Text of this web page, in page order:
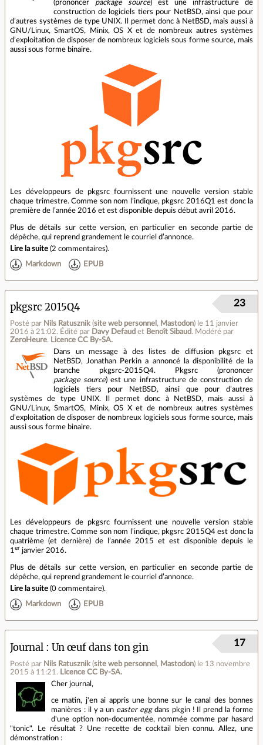
(prononcer package source) est une infrastructure de
construction de logiciels tiers pour NetBSD, ainsi que pour
d’autres systèmes de type UNIX. Il permet donc à NetBSD, mais aussi à
GNU/Linux, SmartOS, Minix, OS X et de nombreux autres systèmes
d’exploitation de disposer de nombreux logiciels sous forme source, mais
aussi sous forme binaire.
Les développeurs de pkgsrc fournissent une nouvelle version stable
chaque trimestre. Comme son nom l’indique, pkgsrc 2016Q1 est donc la
première de l’année 2016 et est disponible depuis début avril 2016.
Plus de détails sur cette version, en particulier en seconde partie de
dépêche, qui reprend grandement le courriel d’annonce.
Lire la suite (2 commentaires).
Markdown EPUB
pkgsrc 2015Q4
Posté par Nils Ratusznik (site web personnel , Mastodon) le 11 janvier
2016 à 21:02. Édité par Davy Defaud et Benoît Sibaud. Modéré par
ZeroHeure. Licence CC By‑SA.
23
Dans un message à des listes de diffusion pkgsrc et
NetBSD, Jonathan Perkin a annoncé la disponibilité de la
branche pkgsrc-2015Q4. Pkgsrc (prononcer
package source) est une infrastructure de construction de
logiciels tiers pour NetBSD, ainsi que pour d’autres
systèmes de type UNIX. Il permet donc à NetBSD, mais aussi à
GNU/Linux, SmartOS, Minix, OS X et de nombreux autres systèmes
d’exploitation de disposer de nombreux logiciels sous forme source, mais
aussi sous forme binaire.
Les développeurs de pkgsrc fournissent une nouvelle version stable
chaque trimestre. Comme son nom l’indique, pkgsrc 2015Q4 est donc la
quatrième (et dernière) de l’année 2015 et est disponible depuis le
1 er janvier 2016.
Plus de détails sur cette version, en particulier en seconde partie de
dépêche, qui reprend grandement le courriel d’annonce.
Lire la suite (0 commentaire).
Markdown EPUB
Journal Un œuf dans ton gin
Posté par Nils Ratusznik (site web personnel , Mastodon) le 13 novembre
2015 à 11:21 . Licence CC By‑SA.
17
Cher journal,
ce matin, j'en ai appris une bonne sur le canal des bonnes
manières : il y a un easter eggdans pkgin ! Il prend la forme
d'une option non-documentée, nommée comme par hasard
"tonic". Le résultat ? Une recette de cocktail bien connu. Allez, une
démonstration :